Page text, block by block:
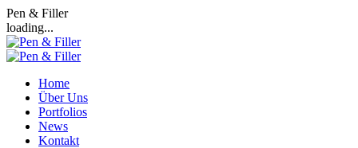
Pen & Filler
loading...
Home
Über Uns
Portfolios
News
Kontakt